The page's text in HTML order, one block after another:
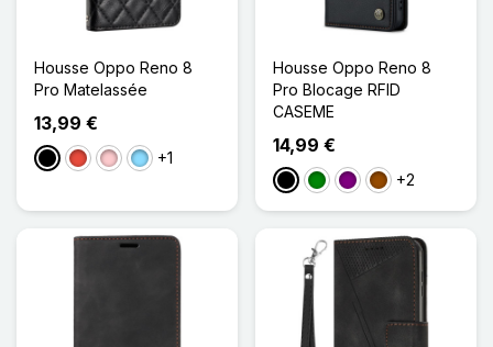
Housse Oppo Reno 8
Pro Matelassée
13,99 €
NoirRougeRoseBleu Clair
+1
Housse Oppo Reno 8
Pro Blocage RFID
CASEME
14,99 €
NoirVertVioletMarron
+2